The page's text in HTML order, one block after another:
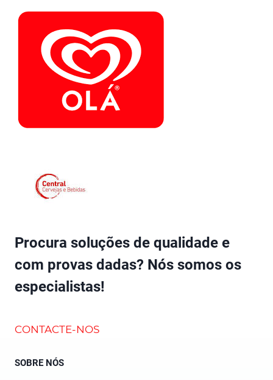
Procura soluções de qualidade e
com provas dadas? Nós somos os
especialistas!
CONTACTE-NOS
SOBRE NÓS